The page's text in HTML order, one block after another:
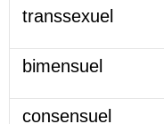
transsexuel
bimensuel
consensuel